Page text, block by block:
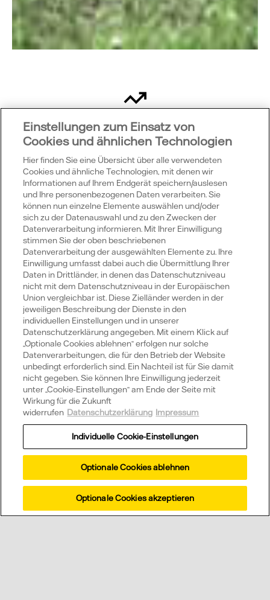
Was bedeutet das?
European Power Exchange, EPEX SPOT
Die europäische Strombörse EPEX SPOT SE ist eine
Börse für kurzfristigen Stromgroßhandel in
Deutschland, Frankreich, dem Vereinigten
Königreich, den Niederlanden, Belgien, Österreich,
der Schweiz und Luxemburg. Die EPEX SPOT wurde
2008 gegründet und hat ihren Sitz in Paris.
Wussten Sie schon?
Welche Vorteile hat eine Vattenfall
Solaranlage?
Was ist Direktvermarktung Strom?
Wir beraten Sie
Einstellungen zum Einsatz von
Cookies und ähnlichen Technologien
Hier finden Sie eine Übersicht über alle verwendeten
Cookies und ähnliche Technologien, mit denen wir
Informationen auf Ihrem Endgerät speichern/auslesen
und Ihre personenbezogenen Daten verarbeiten. Sie
können nun einzelne Elemente auswählen und/oder
sich zu der Datenauswahl und zu den Zwecken der
Datenverarbeitung informieren. Mit Ihrer Einwilligung
stimmen Sie der oben beschriebenen
Datenverarbeitung der ausgewählten Elemente zu. Ihre
Einwilligung umfasst dabei auch die Übermittlung Ihrer
Daten in Drittländer, in denen das Datenschutzniveau
nicht mit dem Datenschutzniveau in der Europäischen
Union vergleichbar ist. Diese Zielländer werden in der
jeweiligen Beschreibung der Dienste in den
individuellen Einstellungen und in unserer
Datenschutzerklärung angegeben. Mit einem Klick auf
„Optionale Cookies ablehnen“ erfolgen nur solche
Datenverarbeitungen, die für den Betrieb der Website
unbedingt erforderlich sind. Ein Nachteil ist für Sie damit
nicht gegeben. Sie können Ihre Einwilligung jederzeit
unter „Cookie-Einstellungen“ am Ende der Seite mit
Wirkung für die Zukunft
widerrufen Datenschutzerklärung Impressum
Individuelle Cookie-Einstellungen
Optionale Cookies ablehnen
Optionale Cookies akzeptieren